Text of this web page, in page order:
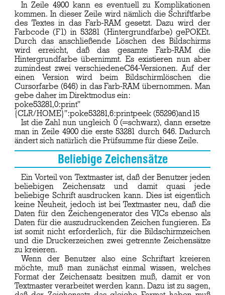
In Zeile 4900 kann es eventuell zu Komplikationen
kommen. In dieser Zeile wird nämlich die Schriftfarbe
des Textes in das Farb-RAM gesetzt. Dazu wird der
Farbcode (F1) in 53281 (Hintergrundfarbe) gePOKEt.
Durch das anschließende Löschen des Bildschirms
wird erreicht, daß das gesamte Farb-RAM die
Hintergrundfarbe übernimmt. Es existieren nun aber
zumindest zwei verschiedeneC64-Versionen. Auf der
einen Version wird beim Bildschirmlöschen die
Cursorfarbe (646) in das Farb-RAM übernommen. Man
gebe daher im Direktmodus ein:
poke53281,0:print"
{CLR/HOME}":poke53281,6:printpeek (55296)and15
Ist die Zahl nun ungleich 0 (=schwarz), dann ersetze
man in Zeile 4900 die erste 53281 durch 646. Dadurch
ändert sich natürlich die Prüfsumme für diese Zeile.
Beliebige Zeichensätze
Ein Vorteil von Textmaster ist, daß der Benutzer jeden
beliebigen Zeichensatz und damit quasi jede
beliebige Schrift ausdrucken kann. Dies ist eigentlich
keine Neuheit, jedoch ist bei Textmaster neu, daß die
Daten für den Zeichengenerator des VICs ebenso als
Daten für die auszudruckenden Zeichen fungieren. Es
ist somit nicht erforderlich, für die Bildschirmzeichen
und die Druckerzeichen zwei getrennte Zeichensätze
zu kreieren.
Wenn der Benutzer also eine Schriftart kreieren
möchte, muß man zunächst einmal wissen, welches
Format der Zeichensatz besitzen muß, damit er von
Textmaster verarbeitet werden kann. Dazu ist zu sagen,